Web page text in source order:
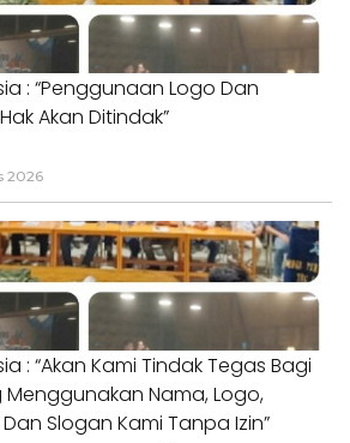
: “Penggunaan Logo Dan
Akan Ditindak”
2026
: “Akan Kami Tindak Tegas Bagi
Nama, Logo,
Slogan Kami Tanpa Izin”